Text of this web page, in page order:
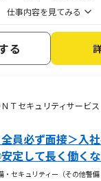
仕事内容を見てみる
る
Ｔセキュリティサービ
員必ず面接＞入
定して長く働く
・セキュリティー（その他警備